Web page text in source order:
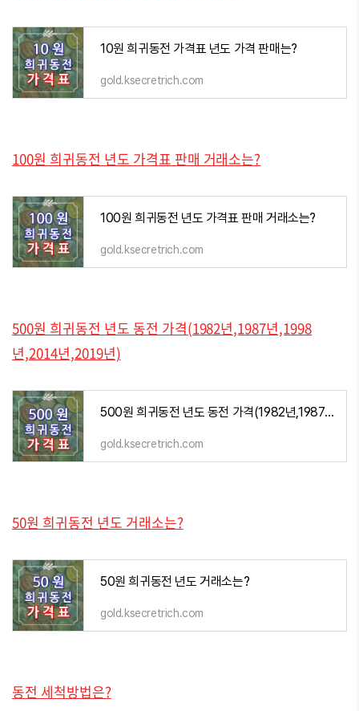
10원 희귀동전 가격표 년도 가격 판매는?
gold.ksecretrich.com
100원 희귀동전 년도 가격표 판매 거래소는?
100원 희귀동전 년도 가격표 판매 거래소는?
gold.ksecretrich.com
500원 희귀동전 년도 동전 가격(1982년,1987년,1998
년,2014년,2019년)
500원 희귀동전 년도 동전 가격(1982년,1987년,1998년,2014년,2019년)
gold.ksecretrich.com
50원 희귀동전 년도 거래소는?
50원 희귀동전 년도 거래소는?
gold.ksecretrich.com
동전 세척방법은?